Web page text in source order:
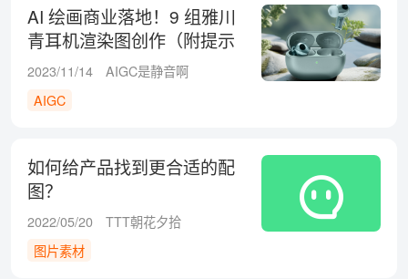
AI 绘画商业落地！9 组雅川
青耳机渲染图创作（附提示
词）
2023/11/14
AIGC是静音啊
AIGC
如何给产品找到更合适的配
图？
2022/05/20
TTT朝花夕拾
图片素材